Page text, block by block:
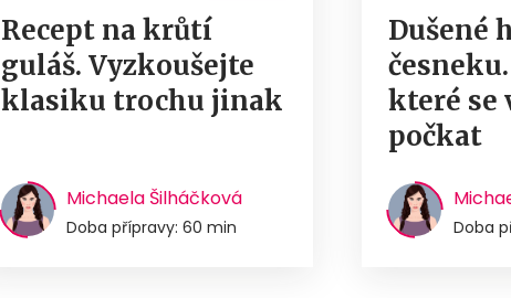
Recept na krůtí
guláš. Vyzkoušejte
klasiku trochu jinak
Michaela Šilháčková
Doba přípravy: 60 min
Dušené
které
počkat
Doba